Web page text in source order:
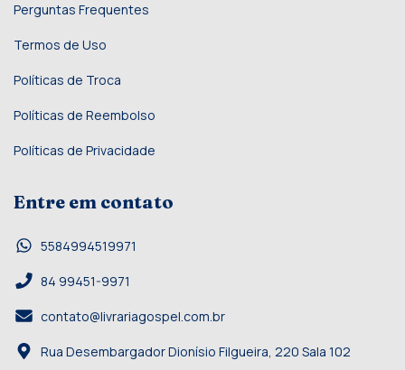
Perguntas Frequentes
Termos de Uso
Políticas de Troca
Políticas de Reembolso
Políticas de Privacidade
Entre em contato
5584994519971
84 99451-9971
contato@livrariagospel.com.br
Rua Desembargador Dionísio Filgueira, 220 Sala 102